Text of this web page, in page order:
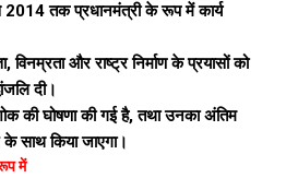
तक प्रधानमंत्री के रूप में कार्य
विनम्रता और राष्ट्र निर्माण के प्रयासों को
दी।
की घोषणा की गई है, तथा उनका अंतिम
साथ किया जाएगा।
में